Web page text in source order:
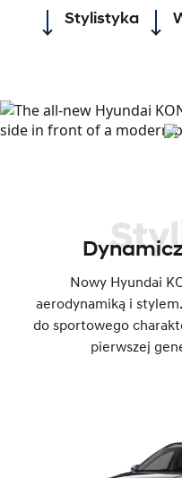
Stylistyka
Nowy Hyundai
aerodynamiką i
do sportowego
pierwszej